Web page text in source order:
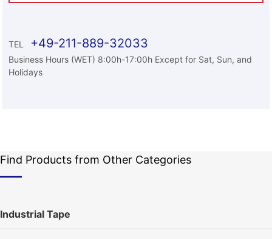
TEL +49-211-889-32033
Business Hours (WET) 8:00h-17:00h Except for Sat, Sun, and
Holidays
Find Products from Other Categories
Industrial Tape